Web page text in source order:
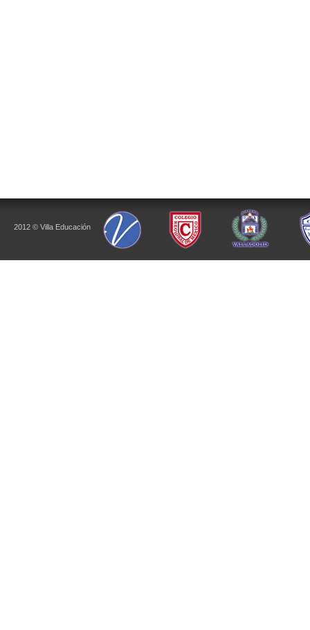
2012 © Villa Educación